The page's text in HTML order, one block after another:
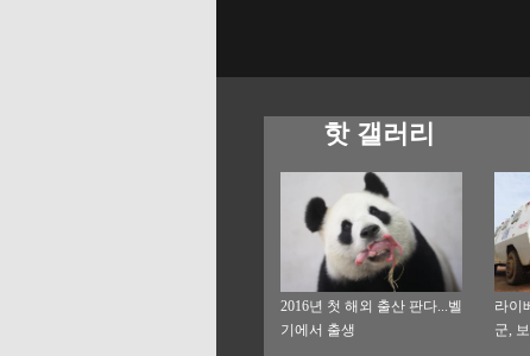
핫 갤러리
2016년 첫 해외 출산 판다...벨
기에서 출생
라이
군,